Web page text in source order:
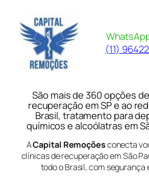
para
conteúdo
(11)
São mais de 360 opções
recuperação em SP e ao
Brasil, tratamento para
químicos e alcoólatras em
ACapital Remoçõesconecta
clínicas de recuperação em São
todo o Brasil, com segurança